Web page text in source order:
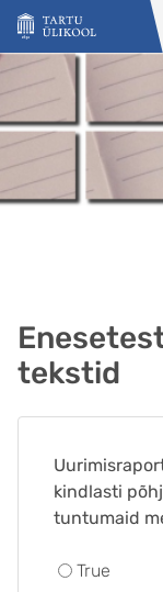
Liigu edasi põhisisu
tekstid
kindlasti
tuntumaid
True